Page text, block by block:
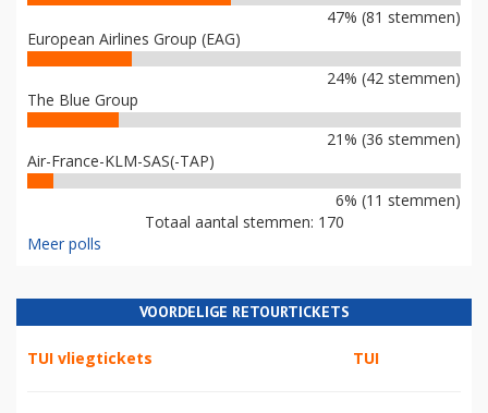
47% (81 stemmen)
European Airlines Group (EAG)
24% (42 stemmen)
The Blue Group
21% (36 stemmen)
Air-France-KLM-SAS(-TAP)
6% (11 stemmen)
Totaal aantal stemmen: 170
Meer polls
VOORDELIGE RETOURTICKETS
TUI vliegtickets TUI